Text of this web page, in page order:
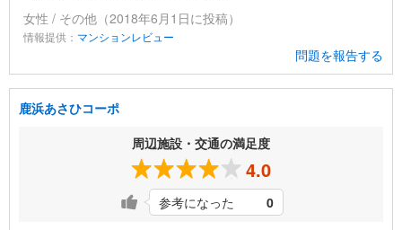
女性 / その他（2018年6月1日に投稿）
情報提供： マンションレビュー
問題を報告する
鹿浜あさひコーポ
周辺施設・交通の満足度
4.0
参考になった 0